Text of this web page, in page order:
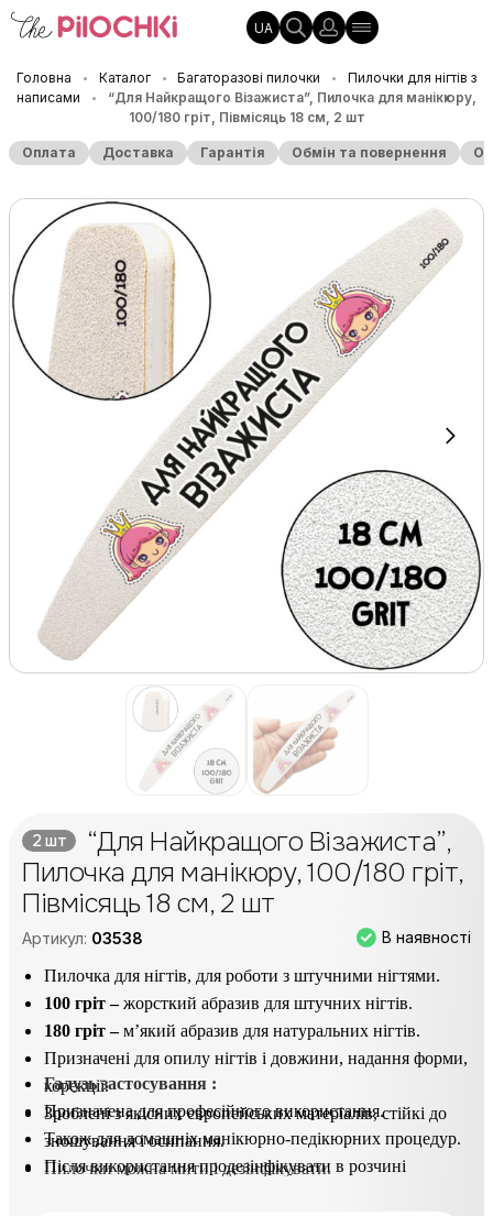
UA
Головна • Каталог • Багаторазові пилочки •
Пилочки для нігтів з
написами
•
“Для Найкращого Візажиста”, Пилочка для манікюру,
100/180 гріт, Півмісяць 18 см, 2 шт
Оплата Доставка Гарантія Обмін та повернення
2 шт
“Для Найкращого Візажиста”,
Пилочка для манікюру, 100/180 гріт,
Півмісяць 18 см, 2 шт
Артикул: 03538 В наявності
Пилочка для нігтів, для роботи з штучними нігтями.
100 гріт –жорсткий абразив для штучних нігтів.
180 гріт –м’який абразив для натуральних нігтів.
Призначені для опилу нігтів і довжини, надання форми,
корекції.
Зроблені з якісних європейських матеріалів, стійкі до
зношування і осипання.
Пилочки можна мити і дезінфікувати.
Галузь застосування :
Призначена для професійного використання.
Також для домашніх манікюрно-педікюрних процедур.
Після використання продезінфікувати в розчині